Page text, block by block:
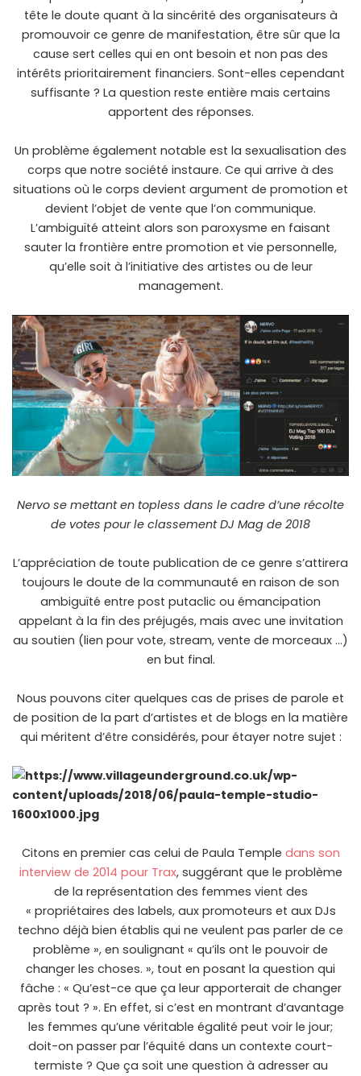
tête le doute quant à la sincérité des organisateurs à
promouvoir ce genre de manifestation, être sûr que la
cause sert celles qui en ont besoin et non pas des
intérêts prioritairement financiers. Sont-elles cependant
suffisante ? La question reste entière mais certains
apportent des réponses.
Un problème également notable est la sexualisation des
corps que notre société instaure. Ce qui arrive à des
situations où le corps devient argument de promotion et
devient l’objet de vente que l’on communique.
L’ambiguïté atteint alors son paroxysme en faisant
sauter la frontière entre promotion et vie personnelle,
qu’elle soit à l’initiative des artistes ou de leur
management.
Nervo se mettant en topless dans le cadre d’une récolte
de votes pour le classement DJ Mag de 2018
L’appréciation de toute publication de ce genre s’attirera
toujours le doute de la communauté en raison de son
ambiguïté entre post putaclic ou émancipation
appelant à la fin des préjugés, mais avec une invitation
au soutien (lien pour vote, stream, vente de morceaux …)
en but final.
Nous pouvons citer quelques cas de prises de parole et
de position de la part d’artistes et de blogs en la matière
qui méritent d’être considérés, pour étayer notre sujet :
Citons en premier cas celui de Paula Temple dans son
interview de 2014 pour Trax, suggérant que le problème
de la représentation des femmes vient des
« propriétaires des labels, aux promoteurs et aux DJs
techno déjà bien établis qui ne veulent pas parler de ce
problème », en soulignant « qu’ils ont le pouvoir de
changer les choses. », tout en posant la question qui
fâche : « Qu’est-ce que ça leur apporterait de changer
après tout ? ». En effet, si c’est en montrant d’avantage
les femmes qu’une véritable égalité peut voir le jour;
doit-on passer par l’équité dans un contexte court-
termiste ? Que ça soit une question à adresser au